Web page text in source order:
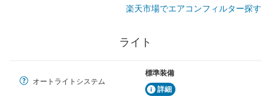
楽天市場でエアコンフィルター探す
ライト
オートライトシステム
標準装備
詳細